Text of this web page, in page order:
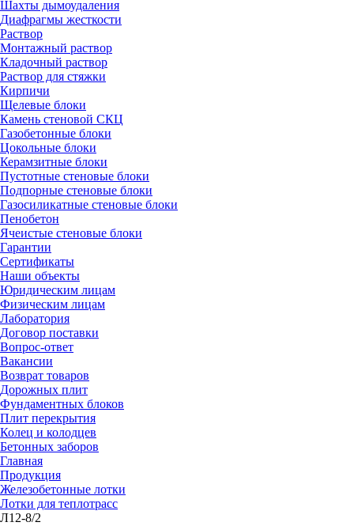
Шахты дымоудаления
Диафрагмы жесткости
Раствор
Монтажный раствор
Кладочный раствор
Раствор для стяжки
Кирпичи
Щелевые блоки
Камень стеновой СКЦ
Газобетонные блоки
Цокольные блоки
Керамзитные блоки
Пустотные стеновые блоки
Подпорные стеновые блоки
Газосиликатные стеновые блоки
Пенобетон
Ячеистые стеновые блоки
Гарантии
Сертификаты
Наши объекты
Юридическим лицам
Физическим лицам
Лаборатория
Договор поставки
Вопрос-ответ
Вакансии
Возврат товаров
Дорожных плит
Фундаментных блоков
Плит перекрытия
Колец и колодцев
Бетонных заборов
Главная
Продукция
Железобетонные лотки
Лотки для теплотрасс
Л12-8/2